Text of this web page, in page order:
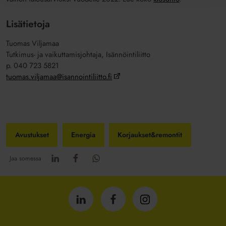
Lisätietoja
Tuomas Viljamaa
Tutkimus- ja vaikuttamisjohtaja, Isännöintiliitto
p. 040 723 5821
tuomas.viljamaa@isannointiliitto.fi
Avustukset Energia Korjaukset&remontit
Jaa somessa
IsännöintiliittoIsännöintiliittoIsännöintiliitto